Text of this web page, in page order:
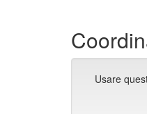
Usare